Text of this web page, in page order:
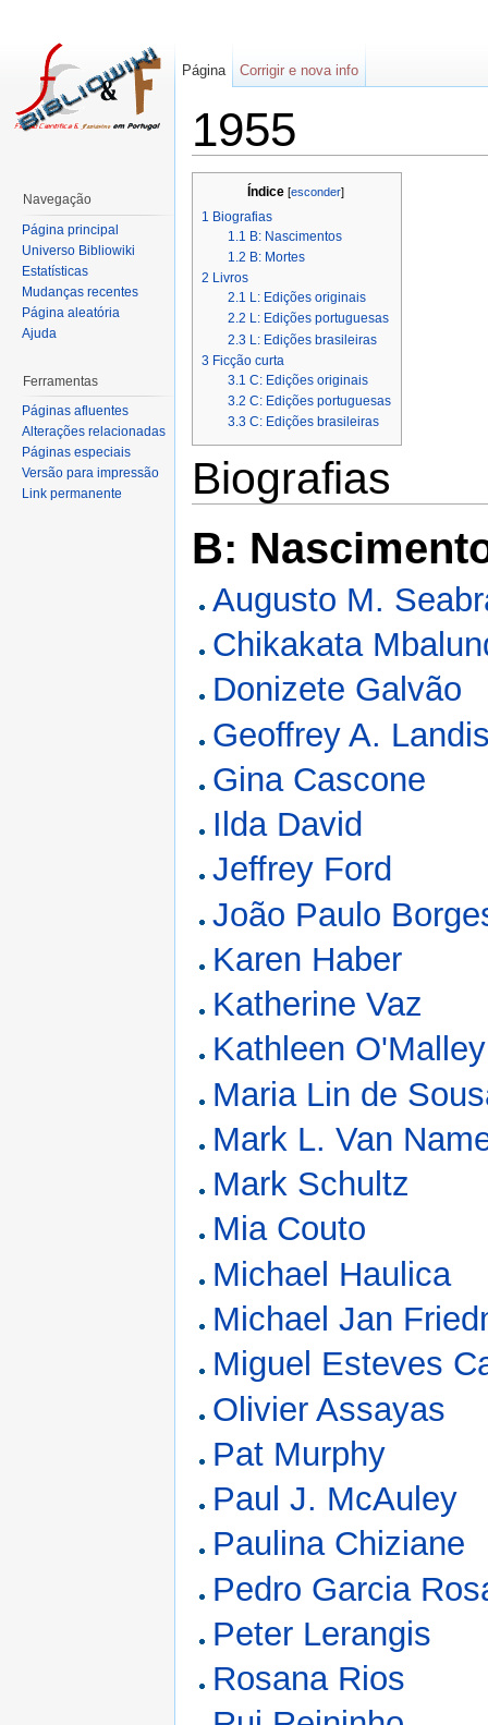
1955
Índice[esconder]
1 Biografias
1.1 B: Nascimentos
1.2 B: Mortes
2 Livros
2.1 L: Edições originais
2.2 L: Edições portuguesas
2.3 L: Edições brasileiras
3 Ficção curta
3.1 C: Edições originais
3.2 C: Edições portuguesas
3.3 C: Edições brasileiras
Biografias
B:
Augusto M.
Chikakata
Donizete Galvão
Geoffrey A.
Gina Cascone
Ilda David
Jeffrey Ford
João Paulo
Karen Haber
Katherine Vaz
Kathleen O'Malley
Maria Lin de
Mark L. Van
Mark Schultz
Mia Couto
Michael Haulica
Michael Jan
Miguel Esteves
Olivier Assayas
Pat Murphy
Paul J. McAuley
Paulina Chiziane
Pedro Garcia
Peter Lerangis
Rosana Rios
Página Corrigir e nova info
Navegação
Página principal
Universo Bibliowiki
Estatísticas
Mudanças recentes
Página aleatória
Ajuda
Ferramentas
Páginas afluentes
Alterações relacionadas
Páginas especiais
Versão para impressão
Link permanente